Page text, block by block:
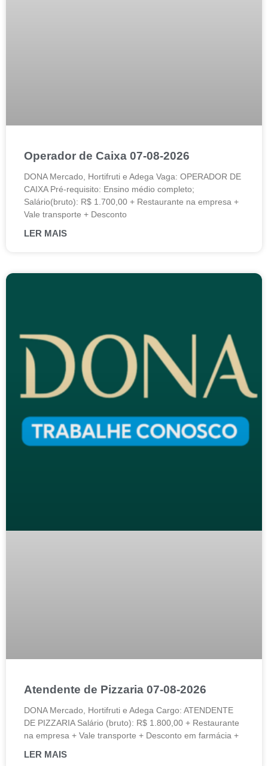
Operador de Caixa 07-08-2026
DONA Mercado, Hortifruti e Adega Vaga: OPERADOR DE
CAIXA Pré-requisito: Ensino médio completo;
Salário(bruto): R$ 1.700,00 + Restaurante na empresa +
Vale transporte + Desconto
LER MAIS
Atendente de Pizzaria 07-08-2026
DONA Mercado, Hortifruti e Adega Cargo: ATENDENTE
DE PIZZARIA Salário (bruto): R$ 1.800,00 + Restaurante
na empresa + Vale transporte + Desconto em farmácia +
LER MAIS